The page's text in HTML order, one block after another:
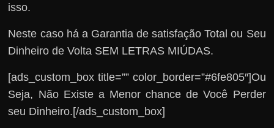
isso.
Neste caso há a Garantia de satisfação Total ou Seu
Dinheiro de Volta SEM LETRAS MIÚDAS.
[ads_custom_box title=”” color_border=”#6fe805″]Ou
Seja, Não Existe a Menor chance de Você Perder
seu Dinheiro.[/ads_custom_box]